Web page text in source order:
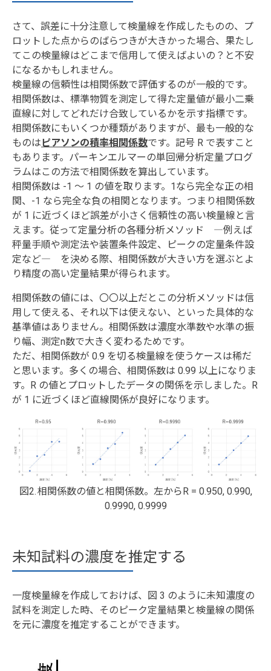
さて、誤差に十分注意して検量線を作成したものの、プ
ロットした点からのばらつきが大きかった場合、果たし
てこの検量線はどこまで信用して使えばよいの？と不安
になるかもしれません。
検量線の信頼性は相関係数で評価するのが一般的です。
相関係数は、標準物質を測定して得た定量値が最小二乗
直線に対してどれだけ合致しているかを示す指標です。
相関係数にもいくつか種類がありますが、最も一般的な
ものはピアソンの積率相関係数です。記号 R で表すこと
もあります。パーキンエルマーの単回帰分析定量プログ
ラムはこの方法で相関係数を算出しています。
相関係数は -1 〜 1 の値を取ります。1なら完全な正の相
関、-1 なら完全な負の相関となります。つまり相関係数
が 1 に近づくほど誤差が小さく信頼性の高い検量線と言
えます。従って定量分析の各種分析メソッド ―例えば
秤量手順や測定法や装置条件設定、ピークの定量条件設
定など― を決める際、相関係数が大きい方を選ぶとよ
り精度の高い定量結果が得られます。
相関係数の値には、〇〇以上だとこの分析メソッドは信
用して使える、それ以下は使えない、といった具体的な
基準値はありません。相関係数は濃度水準数や水準の振
り幅、測定n数で大きく変わるためです。
ただ、相関係数が 0.9 を切る検量線を使うケースは稀だ
と思います。多くの場合、相関係数は 0.99 以上になりま
す。R の値とプロットしたデータの関係を示しました。R
が 1 に近づくほど直線関係が良好になります。
図2. 相関係数の値と相関係数。左からR = 0.950, 0.990,
0.9990, 0.9999
未知試料の濃度を推定する
一度検量線を作成しておけば、図 3 のように未知濃度の
試料を測定した時、そのピーク定量結果と検量線の関係
を元に濃度を推定することができます。